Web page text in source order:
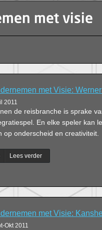
met visie
met Visie:
2011
de reisbranche is sprake
En elke speler kan
op onderscheid en creativiteit.
Lees verder
met Visie:
Okt 2011